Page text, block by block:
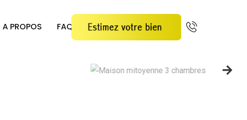
A PROPOS FAQ